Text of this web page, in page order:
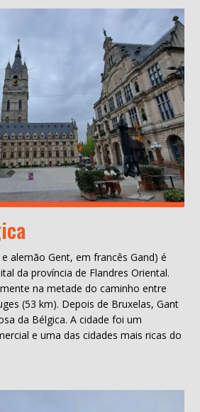
alemão Gent, em francês Gand) é
da província de Flandres Oriental.
na metade do caminho entre
(53 km). Depois de Bruxelas, Gant
da Bélgica. A cidade foi um
e uma das cidades mais ricas do